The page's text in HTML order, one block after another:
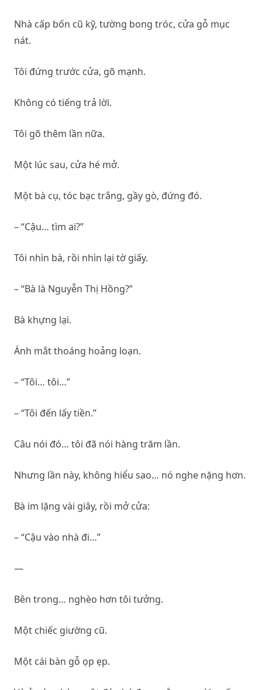
Nhà cấp bốn cũ kỹ, tường bong tróc, cửa gỗ mục
nát.
Tôi đứng trước cửa, gõ mạnh.
Không có tiếng trả lời.
Tôi gõ thêm lần nữa.
Một lúc sau, cửa hé mở.
Một bà cụ, tóc bạc trắng, gầy gò, đứng đó.
– “Cậu… tìm ai?”
Tôi nhìn bà, rồi nhìn lại tờ giấy.
– “Bà là Nguyễn Thị Hồng?”
Bà khựng lại.
Ánh mắt thoáng hoảng loạn.
– “Tôi… tôi…”
– “Tôi đến lấy tiền.”
Câu nói đó… tôi đã nói hàng trăm lần.
Nhưng lần này, không hiểu sao… nó nghe nặng hơn.
Bà im lặng vài giây, rồi mở cửa:
– “Cậu vào nhà đi…”
—
Bên trong… nghèo hơn tôi tưởng.
Một chiếc giường cũ.
Một cái bàn gỗ ọp ẹp.